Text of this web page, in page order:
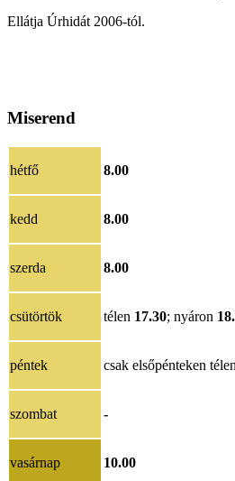
Ellátja Úrhidát 2006-tól.
Miserend
hétfő 8.00
kedd 8.00
szerda 8.00
csütörtök télen 17.30; nyáron
péntek csak elsőpénteken télen
szombat -
vasárnap 10.00